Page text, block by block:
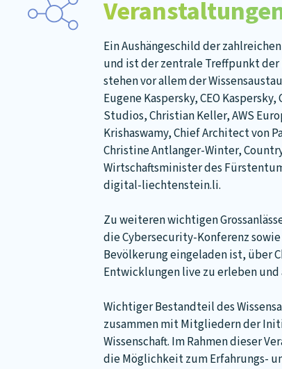
Ein Aushängeschild der
und ist der zentrale Treffpunkt der
stehen vor allem der
Eugene Kaspersky, CEO
Studios, Christian Keller, AWS
Krishaswamy, Chief Architect von
Christine Antlanger-Winter,
Wirtschaftsminister des
digital-liechtenstein.li.
Zu weiteren wichtigen
die Cybersecurity-Konferenz
Bevölkerung eingeladen ist, über
Entwicklungen live zu erleben
Wichtiger Bestandteil des
zusammen mit Mitgliedern der
Wissenschaft. Im Rahmen dieser
die Möglichkeit zum Erfahrungs-